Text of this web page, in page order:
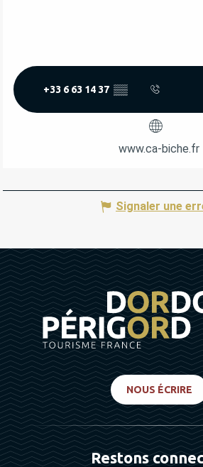
+33 6 63 14 37 ▒▒
www.ca-biche.fr
Signaler une
NOUS ÉCRIRE
Restons